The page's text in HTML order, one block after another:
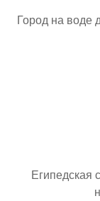
Город на воде
Египедская